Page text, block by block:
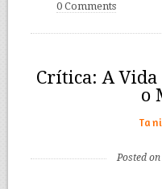
0 Comments
Crítica: A Vida
o
Posted